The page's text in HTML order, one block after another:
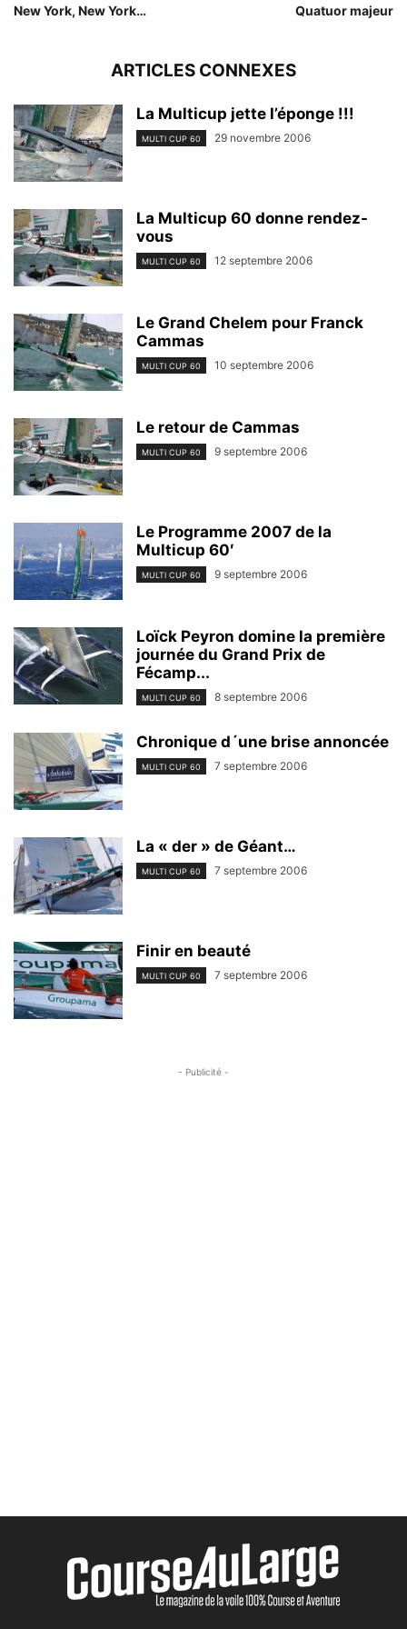
New York, New York… Quatuor majeur
ARTICLES CONNEXES
La Multicup jette l’éponge !!!
MULTI CUP 60 29 novembre 2006
La Multicup 60 donne rendez-
vous
MULTI CUP 60 12 septembre 2006
Le Grand Chelem pour Franck
Cammas
MULTI CUP 60 10 septembre 2006
Le retour de Cammas
MULTI CUP 60 9 septembre 2006
Le Programme 2007 de la
Multicup 60′
MULTI CUP 60 9 septembre 2006
Loïck Peyron domine la première
journée du Grand Prix de
Fécamp...
MULTI CUP 60 8 septembre 2006
Chronique d´une brise annoncée
MULTI CUP 60 7 septembre 2006
La « der » de Géant…
MULTI CUP 60 7 septembre 2006
Finir en beauté
MULTI CUP 60 7 septembre 2006
- Publicité -